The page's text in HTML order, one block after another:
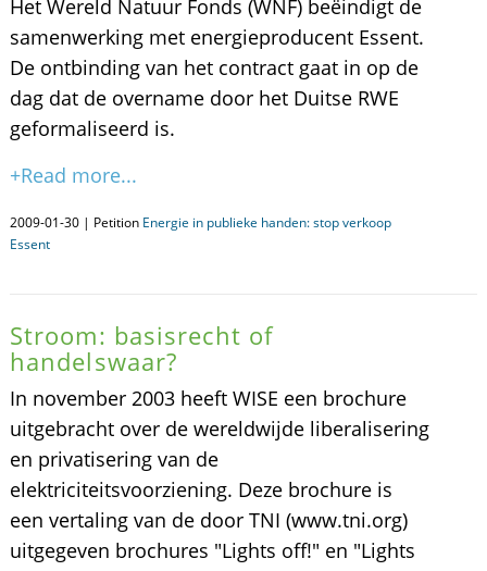
Het Wereld Natuur Fonds (WNF) beëindigt de
samenwerking met energieproducent Essent.
De ontbinding van het contract gaat in op de
dag dat de overname door het Duitse RWE
geformaliseerd is.
+Read more...
2009-01-30 | Petition Energie in publieke handen: stop verkoop
Essent
Stroom: basisrecht of
handelswaar?
In november 2003 heeft WISE een brochure
uitgebracht over de wereldwijde liberalisering
en privatisering van de
elektriciteitsvoorziening. Deze brochure is
een vertaling van de door TNI (www.tni.org)
uitgegeven brochures "Lights off!" en "Lights